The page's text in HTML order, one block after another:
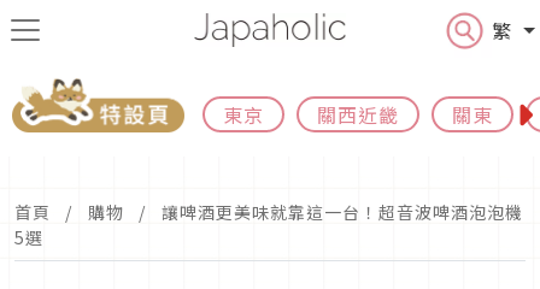
繁
東京 關西近畿 關東
首頁 購物
讓啤酒更美味就靠這一台！超音波啤酒泡泡機
5選